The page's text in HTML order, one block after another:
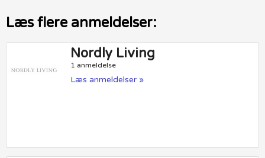
Læs flere anmeldelser:
Nordly Living
1 anmeldelse
Læs anmeldelser »